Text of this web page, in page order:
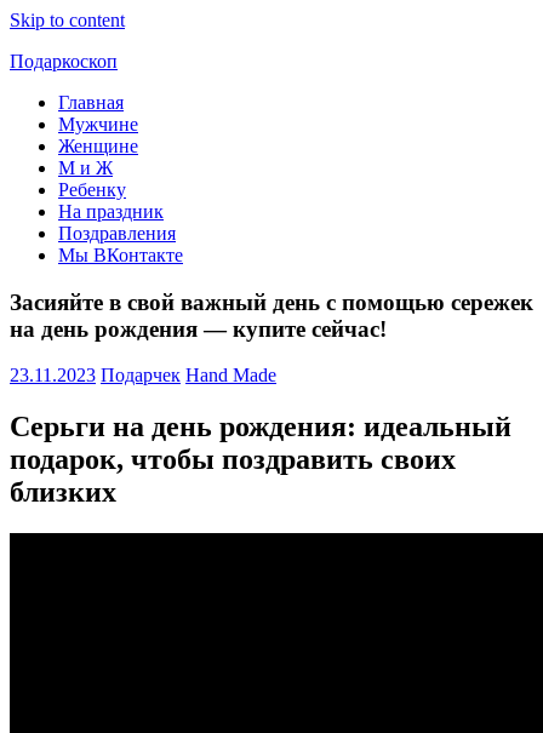
Skip to content
Подаркоскоп
Поможем
выбрать
подарить
Главная
Мужчине
Женщине
М и Ж
Ребенку
На праздник
Поздравления
Мы ВКонтакте
Засияйте в свой важный день с помощью сережек
на день рождения — купите сейчас!
23.11.2023 Подарчек Hand Made
Серьги на день рождения: идеальный
подарок, чтобы поздравить своих
близких